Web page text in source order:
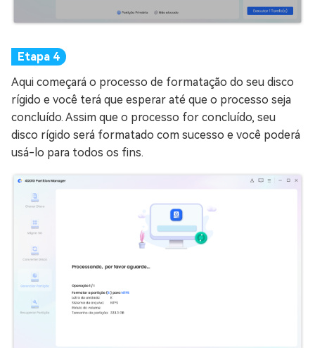
Aqui começará o processo de formatação do seu disco
rígido e você terá que esperar até que o processo seja
concluído. Assim que o processo for concluído, seu
disco rígido será formatado com sucesso e você poderá
usá-lo para todos os fins.